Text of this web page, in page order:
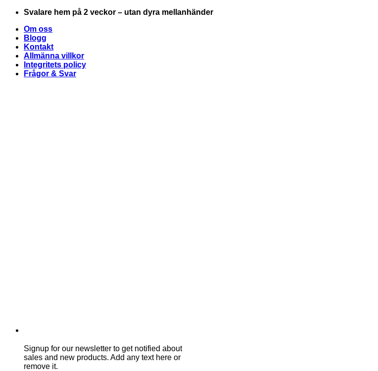
Skip
content
Svalare hem på 2 veckor – utan dyra mellanhänder
Om oss
Blogg
Kontakt
Allmänna villkor
Integritets policy
Frågor & Svar
Signup for our newsletter to get notified about
sales and new products. Add any text here or
remove it.